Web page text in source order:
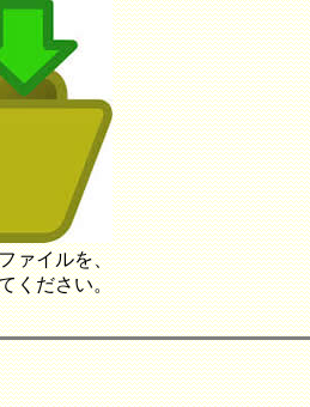
ァイルを、
ください。